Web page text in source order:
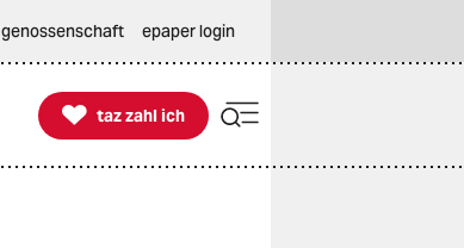
genossenschaft epaper login

taz zahl ich
taz zahl ich